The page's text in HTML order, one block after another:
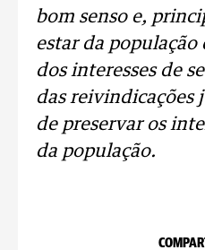
bom senso e,
estar da população
dos interesses de
das reivindicações
de preservar os
da população.